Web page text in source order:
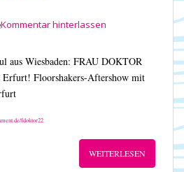
Kommentar hinterlassen
aus Wiesbaden: FRAU DOKTOR
Floorshakers-Aftershow mit
fdoktor22
WEITERLESEN